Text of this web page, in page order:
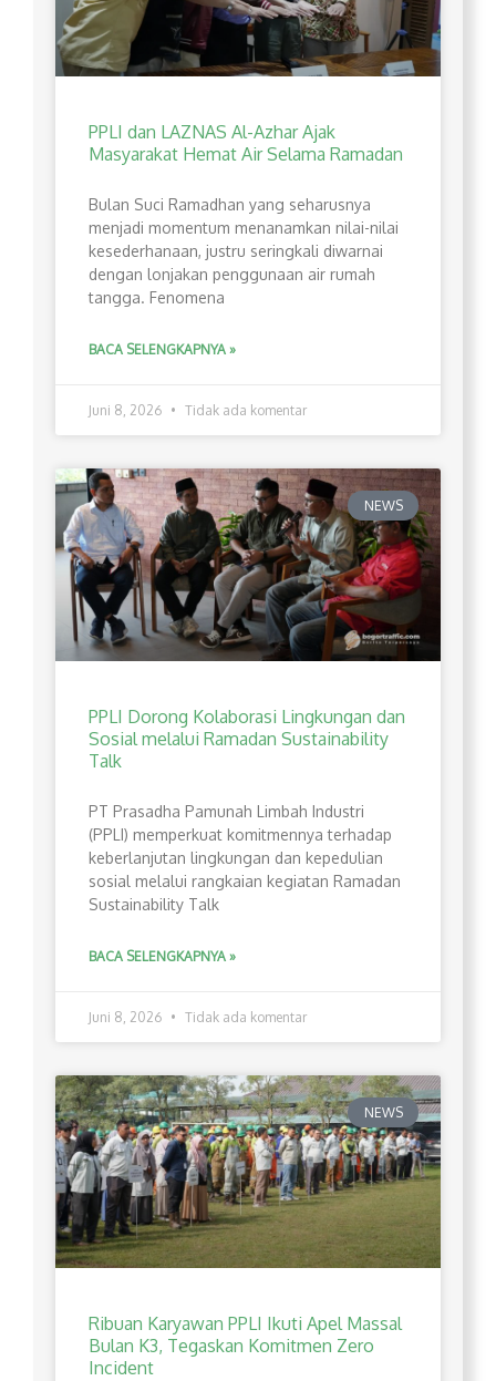
PPLI dan LAZNAS Al-Azhar Ajak
Masyarakat Hemat Air Selama Ramadan
Bulan Suci Ramadhan yang seharusnya
menjadi momentum menanamkan nilai-nilai
kesederhanaan, justru seringkali diwarnai
dengan lonjakan penggunaan air rumah
tangga. Fenomena
BACA SELENGKAPNYA »
Juni 8, 2026 Tidak ada komentar
NEWS
PPLI Dorong Kolaborasi Lingkungan dan
Sosial melalui Ramadan Sustainability
Talk
PT Prasadha Pamunah Limbah Industri
(PPLI) memperkuat komitmennya terhadap
keberlanjutan lingkungan dan kepedulian
sosial melalui rangkaian kegiatan Ramadan
Sustainability Talk
BACA SELENGKAPNYA »
Juni 8, 2026 Tidak ada komentar
NEWS
Ribuan Karyawan PPLI Ikuti Apel Massal
Bulan K3, Tegaskan Komitmen Zero
Incident